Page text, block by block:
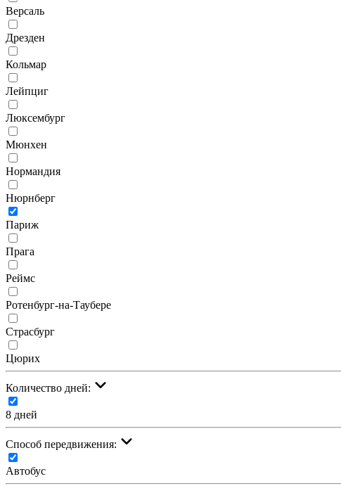
Версаль
Дрезден
Кольмар
Лейпциг
Люксембург
Мюнхен
Нормандия
Нюрнберг
Париж
Прага
Реймс
Ротенбург-на-Таубере
Страсбург
Цюрих
Количество дней:
8 дней
Cпособ передвижения:
Автобус